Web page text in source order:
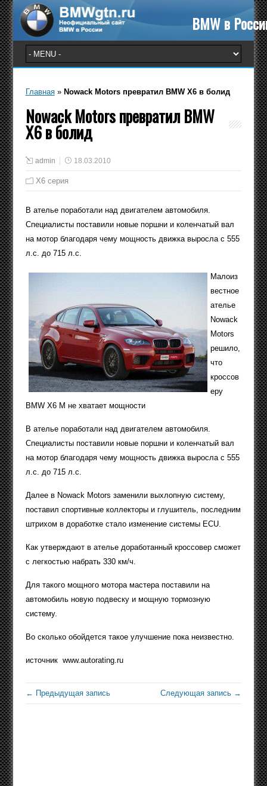
BMW в
Главная» Nowack Motors превратил BMW X6 в болид
Nowack Motors превратил BMW
X6 в болид
admin 18.03.2010
X6 серия
В ателье поработали над двигателем автомобиля.
Специалисты поставили новые поршни и коленчатый вал
на мотор благодаря чему мощность движка выросла с 555
л.с. до 715 л.с.
Малоиз
вестное
ателье
Nowack
Motors
решило,
что
кроссов
еру
BMW X6 M не хватает мощности
В ателье поработали над двигателем автомобиля.
Специалисты поставили новые поршни и коленчатый вал
на мотор благодаря чему мощность движка выросла с 555
л.с. до 715 л.с.
Далее в Nowack Motors заменили выхлопную систему,
поставил спортивные коллекторы и глушитель, последним
штрихом в доработке стало изменение системы ECU.
Как утверждают в ателье доработанный кроссовер сможет
с легкостью набрать 330 км/ч.
Для такого мощного мотора мастера поставили на
автомобиль новую подвеску и мощную тормозную
систему.
Во сколько обойдется такое улучшение пока неизвестно.
источник www.autorating.ru
← Предыдущая запись Следующая запись →